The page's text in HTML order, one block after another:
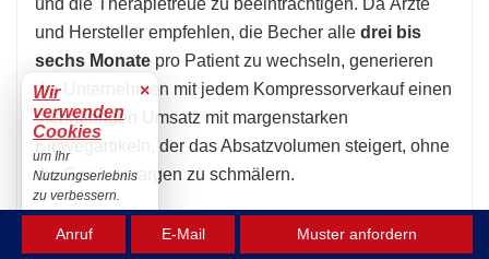
und Hersteller empfehlen, die Becher alle drei bis
sechs Monate pro Patient zu wechseln, generieren
die Unternehmen mit jedem Kompressorverkauf einen
mehrjährigen Umsatz mit margenstarken
Einwegartikeln, der das Absatzvolumen steigert, ohne
die Gewinnmargen zu schmälern.
Lockvogelangebote als Motor für lukrative
Anruf E-Mail Muster anfordern
Wir
verwenden
Cookies
×
um Ihr
Nutzungserlebnis
zu verbessern.